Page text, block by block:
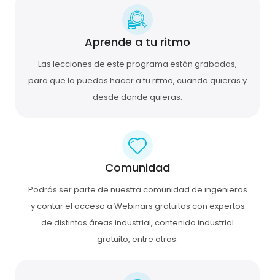
Aprende a tu ritmo
Las lecciones de este programa están grabadas,
para que lo puedas hacer a tu ritmo, cuando quieras y
desde donde quieras.
Comunidad
Podrás ser parte de nuestra comunidad de ingenieros
y contar el acceso a Webinars gratuitos con expertos
de distintas áreas industrial, contenido industrial
gratuito, entre otros.